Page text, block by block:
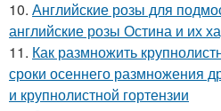
10. Английские розы для
английские розы Остина и их
11. Как размножить
сроки осеннего размножения
и крупнолистной гортензии